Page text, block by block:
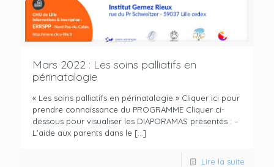
Mars 2022 : Les soins palliatifs en
périnatalogie
« Les soins palliatifs en périnatalogie » Cliquer ici pour
prendre connaissance du PROGRAMME Cliquer ci-
dessous pour visualiser les DIAPORAMAS présentés : –
L’aide aux parents dans le […]
Lire la suite